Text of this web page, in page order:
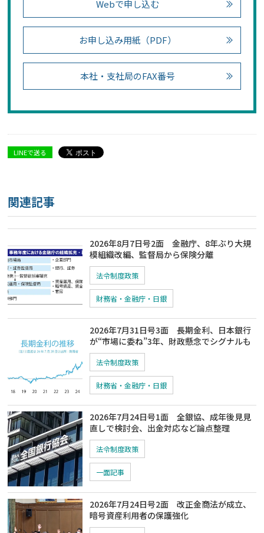
Webで申し込む
お申し込み用紙（PDF）
本社・支社局のFAX番号
LINEで送る
関連記事
2026年8月7日号2面 金融庁、8年ぶり大規
模組織改編、監督局から保険分離
法令制度政策
財務省・金融庁・日銀
2026年7月31日号3面 長期金利、日本銀行
が“市場に委ね”3年、財政懸念でシグナルも
法令制度政策
財務省・金融庁・日銀
2026年7月24日号1面 全銀協、成年後見見
直しで検討会、出金対応など論点整理
法令制度政策
一面記事
2026年7月24日号2面 改正金商法が成立、
暗号資産利用者の保護強化